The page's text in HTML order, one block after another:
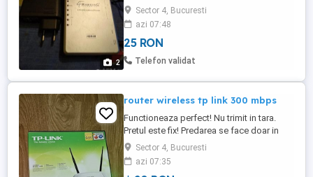
2
seta o miniretea interna. Are setari din
fabrica si necesita configurarea cu datele
cumparatorului. Mai multe detalii la
telefon.
Sector 4, Bucuresti
azi 07:48
25 RON
Telefon validat
router wireless tp link 300 mbps
Functioneaza perfect! Nu trimit in tara.
Pretul este fix! Predarea se face doar in
Bucuresti! Include si alimentator.
Sector 4, Bucuresti
azi 07:35